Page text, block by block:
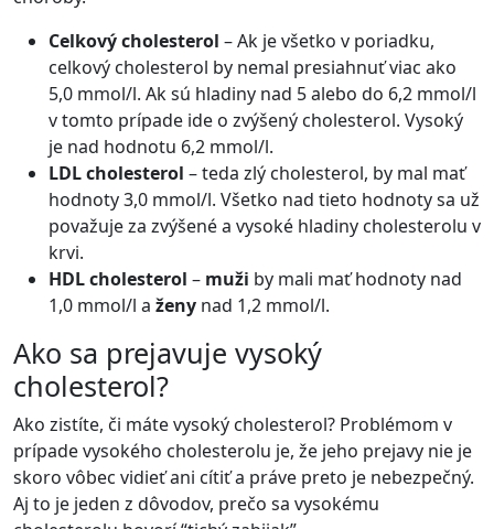
Celkový cholesterol – Ak je všetko v poriadku,
celkový cholesterol by nemal presiahnuť viac ako
5,0 mmol/l. Ak sú hladiny nad 5 alebo do 6,2 mmol/l
v tomto prípade ide o zvýšený cholesterol. Vysoký
je nad hodnotu 6,2 mmol/l.
LDL cholesterol – teda zlý cholesterol, by mal mať
hodnoty 3,0 mmol/l. Všetko nad tieto hodnoty sa už
považuje za zvýšené a vysoké hladiny cholesterolu v
krvi.
HDL cholesterol – muži by mali mať hodnoty nad
1,0 mmol/l a ženy nad 1,2 mmol/l.
Ako sa prejavuje vysoký
cholesterol?
Ako zistíte, či máte vysoký cholesterol? Problémom v
prípade vysokého cholesterolu je, že jeho prejavy nie je
skoro vôbec vidieť ani cítiť a práve preto je nebezpečný.
Aj to je jeden z dôvodov, prečo sa vysokému